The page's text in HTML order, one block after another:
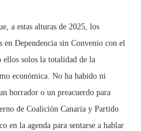
a estas alturas de 2025, los
en Dependencia sin Convenio con el
ellos solos la totalidad de la
económica. No ha habido ni
borrador o un preacuerdo para
de Coalición Canaria y Partido
en la agenda para sentarse a hablar